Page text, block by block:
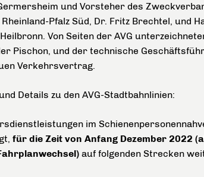
und Vorsteher des
Pfalz Süd, Dr. Fritz Brechtel, und
Von Seiten der AVG
Pischon, und der technische
Verkehrsvertrag.
Details zu den AVG-Stadtbahnlinien:
im
für die Zeit von Anfang Dezember 2022
auf folgenden Strecken